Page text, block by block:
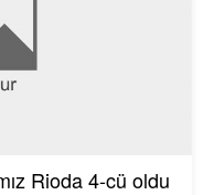
Rioda 4-cü oldu